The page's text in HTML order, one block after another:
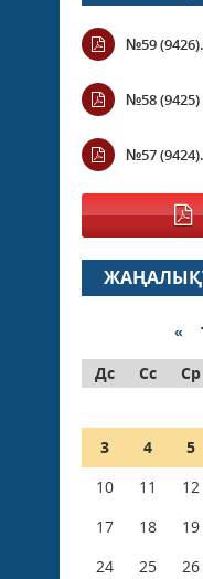
№59 (9426).
№58 (9425)
№57 (9424).
«
Дс
Сс Ср
3
4 5
10
11 12
17
18 19
24
25 26